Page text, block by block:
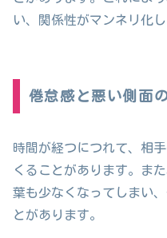
い、関係性がマンネリ化
倦怠感と悪い側面
時間が経つにつれて、相
くることがあります。ま
葉も少なくなってしまい
とがあります。